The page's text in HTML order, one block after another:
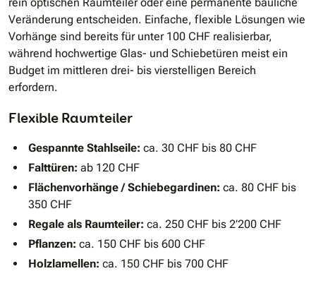
Veränderung entscheiden. Einfache, flexible Lösungen wie
Vorhänge sind bereits für unter 100 CHF realisierbar,
während hochwertige Glas- und Schiebetüren meist ein
Budget im mittleren drei- bis vierstelligen Bereich
erfordern.
Flexible Raumteiler
Gespannte Stahlseile: ca. 30 CHF bis 80 CHF
Falttüren: ab 120 CHF
Flächenvorhänge / Schiebegardinen: ca. 80 CHF bis
350 CHF
Regale als Raumteiler: ca. 250 CHF bis 2’200 CHF
Pflanzen: ca. 150 CHF bis 600 CHF
Holzlamellen: ca. 150 CHF bis 700 CHF